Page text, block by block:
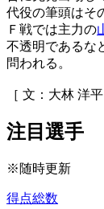
代役の筆頭はそ
Ｆ戦では主力の
不透明であるな
問われる。
［ 文：大林 洋平
注目選手
※随時更新
得点総数